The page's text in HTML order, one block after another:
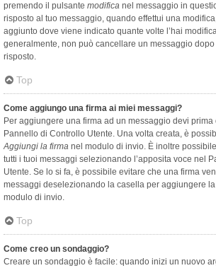
premendo il pulsante modifica nel messaggio in
risposto al tuo messaggio, quando effettui una
aggiunto dove viene indicato quante volte l’hai
generalmente, non può cancellare un messaggio
risposto.
Top
Come aggiungo una firma ai miei messaggi?
Per aggiungere una firma ad un messaggio devi prima
Pannello di Controllo Utente. Una volta creata, è
Aggiungi la firma nel modulo di invio. È inoltre
tutti i tuoi messaggi selezionando l’apposita voce nel
Utente. Se lo si fa, è possibile evitare che una firma
messaggi deselezionando la casella per aggiungere la
modulo di invio.
Top
Come creo un sondaggio?
Creare un sondaggio è facile: quando inizi un nuovo